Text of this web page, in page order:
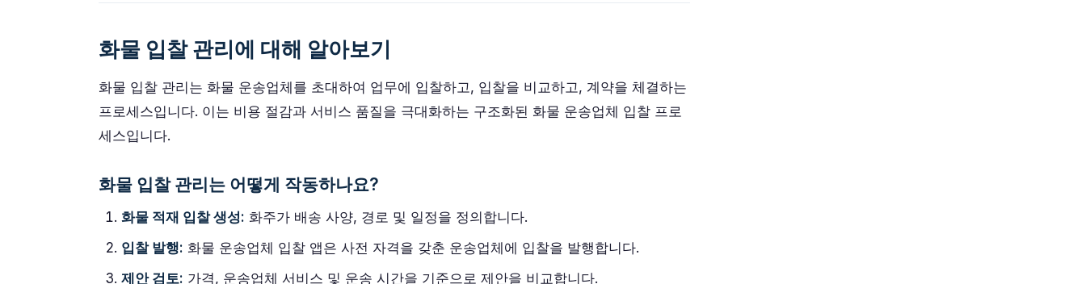
화물 입찰 관리에 대해 알아보기
화물 입찰 관리는 화물 운송업체를 초대하여 업무에 입찰하고, 입찰을 비교하고, 계약을 체결하는
프로세스입니다. 이는 비용 절감과 서비스 품질을 극대화하는 구조화된 화물 운송업체 입찰 프로
세스입니다.
화물 입찰 관리는 어떻게 작동하나요?
화물 적재 입찰 생성: 화주가 배송 사양, 경로 및 일정을 정의합니다.
입찰 발행: 화물 운송업체 입찰 앱은 사전 자격을 갖춘 운송업체에 입찰을 발행합니다.
제안 검토: 가격, 운송업체 서비스 및 운송 시간을 기준으로 제안을 비교합니다.